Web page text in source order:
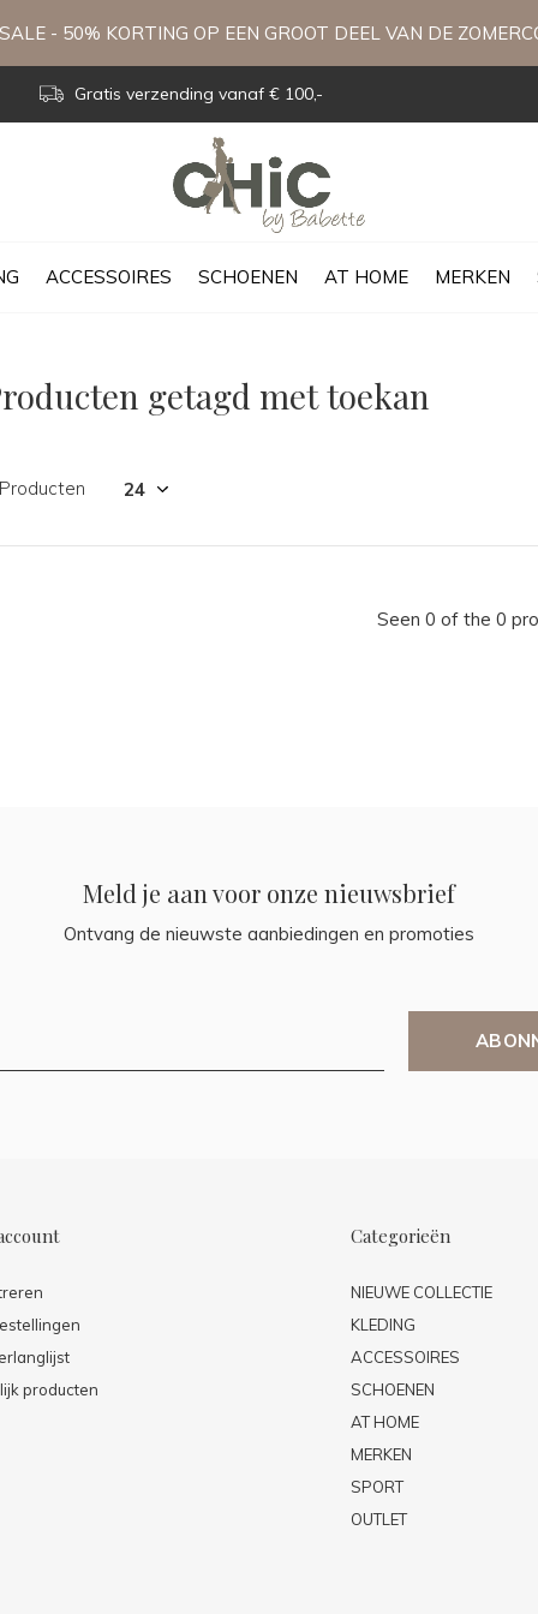
ACCESSOIRES SCHOENEN AT HOME MERKEN
Gratis verzending vanaf € 100,-
- 50% KORTING OP EEN GROOT DEEL VAN DE
getagd met toekan
Seen 0 of the 0
Meld je aan voor onze nieuwsbrief
Ontvang de nieuwste aanbiedingen en promoties
producten
Categorieën
NIEUWE COLLECTIE
KLEDING
ACCESSOIRES
SCHOENEN
AT HOME
MERKEN
SPORT
OUTLET